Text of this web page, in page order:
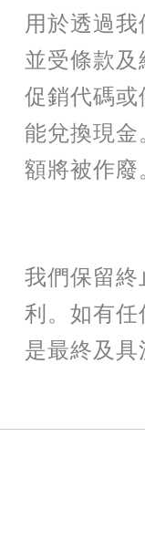
用於透過我
並受條款及
促銷代碼或
能兌換現
額將被作廢
我們保留
利。如有
是最終及具